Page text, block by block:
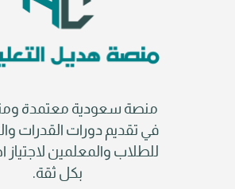
منصة سعودية معتمدة
في تقديم دورات القدرات
للطلاب والمعلمين لاجتياز
بكل ثقة.